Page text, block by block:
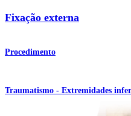
Fixação externa
Procedimento
Traumatismo - Extremidades